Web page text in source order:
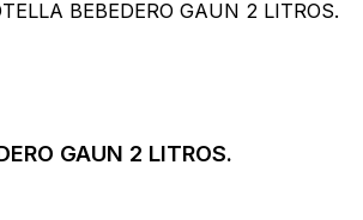
BEBEDERO GAUN 2 LITROS.
GAUN 2 LITROS.